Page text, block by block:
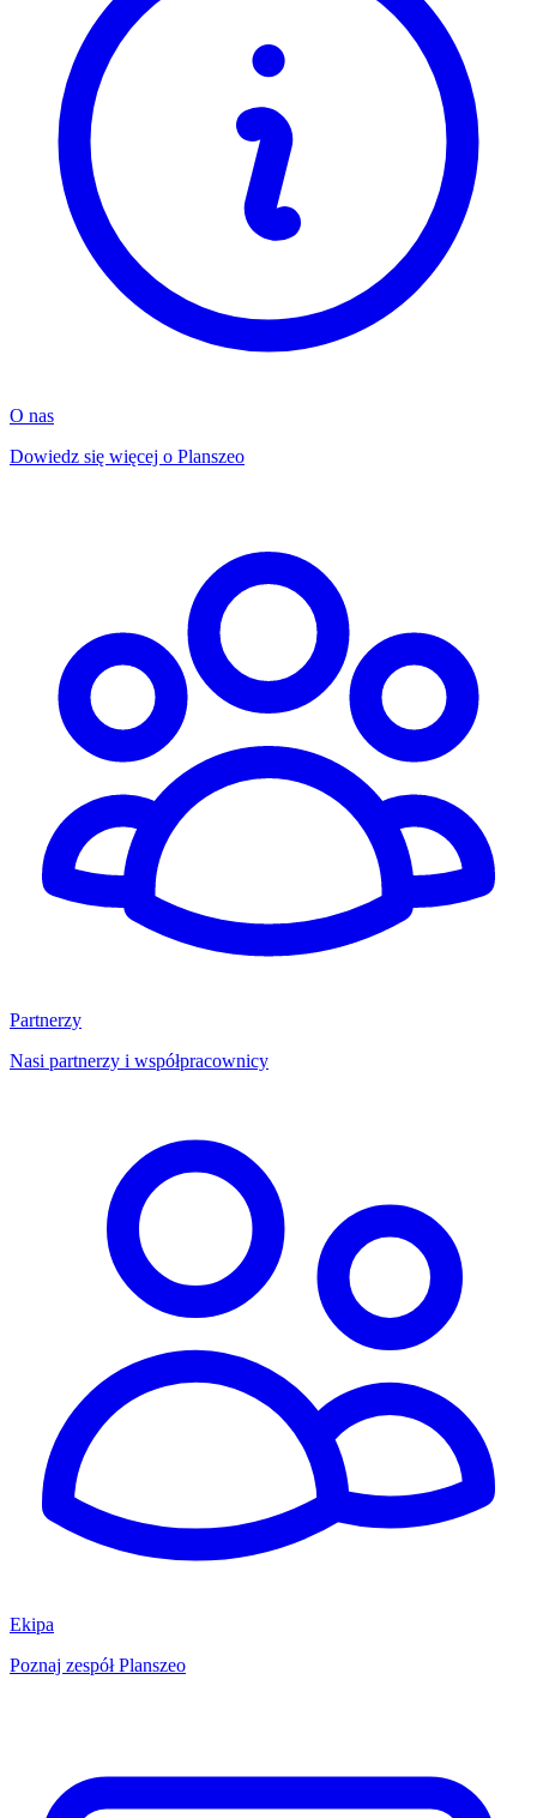
O nas
Dowiedz się więcej o Planszeo
Partnerzy
Nasi partnerzy i współpracownicy
Ekipa
Poznaj zespół Planszeo